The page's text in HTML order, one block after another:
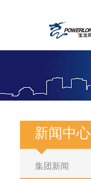
新闻中心
集团新闻